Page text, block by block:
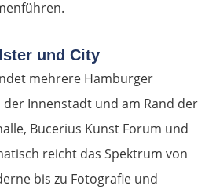
und City
mehrere Hamburger
Innenstadt und am Rand der
Bucerius Kunst Forum und
reicht das Spektrum von
bis zu Fotografie und